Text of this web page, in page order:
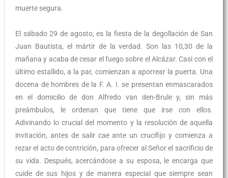
muerte segura.
El sábado 29 de agosto, es la fiesta de la degollación de San
Juan Bautista, el mártir de la verdad. Son las 10,30 de la
mañana y acaba de cesar el fuego sobre el Alcázar. Casi con el
último estallido, a la par, comienzan a aporrear la puerta. Una
docena de hombres de la F. A. I. se presentan enmascarados
en el domicilio de don Alfredo van den-Brule y, sin más
preámbulos, le ordenan que tiene que irse con ellos.
Adivinando lo crucial del momento y la resolución de aquella
invitación, antes de salir cae ante un crucifijo y comienza a
rezar el acto de contrición, para ofrecer al Señor el sacrificio de
su vida. Después, acercándose a su esposa, le encarga que
cuide de sus hijos y de manera especial que siempre sean